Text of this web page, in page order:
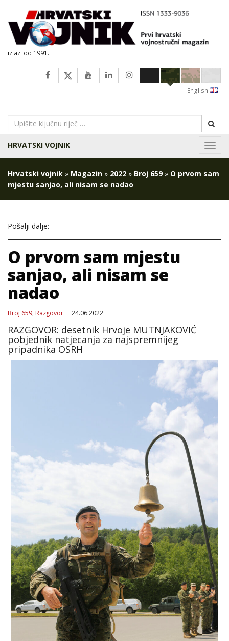
izlazi od 1991.
English
HRVATSKI VOJNIK
Hrvatski vojnik » Magazin » 2022 » Broj 659» O prvom sam
mjestu sanjao, ali nisam se nadao
Pošalji dalje:
O prvom sam mjestu
sanjao, ali nisam se
nadao
Broj 659,Razgovor 24.06.2022
RAZGOVOR: desetnik Hrvoje MUTNJAKOVIĆ
pobjednik natjecanja za najspremnijeg
pripadnika OSRH